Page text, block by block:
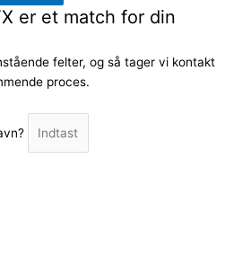
er et match for din
felter, og så tager vi kontakt
proces.